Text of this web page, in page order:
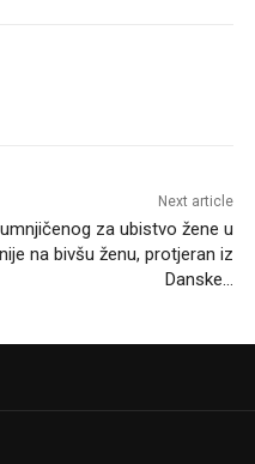
Next article
za ubistvo žene u
na bivšu ženu, protjeran iz
Danske…